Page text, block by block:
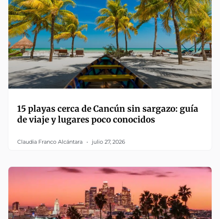
15 playas cerca de Cancún sin sargazo: guía
de viaje y lugares poco conocidos
Claudia Franco Alcántara julio 27, 2026